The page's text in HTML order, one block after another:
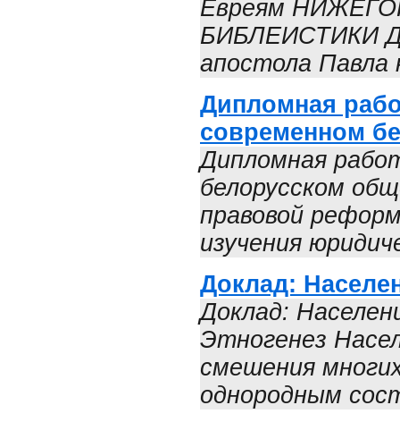
Евреям
БИБЛЕИСТИКИ
апостола Павла
Дипломная
современном
Дипломная
белорусском
правовой
изучения
Доклад:
Доклад:
Этногенез
смешения
однородным